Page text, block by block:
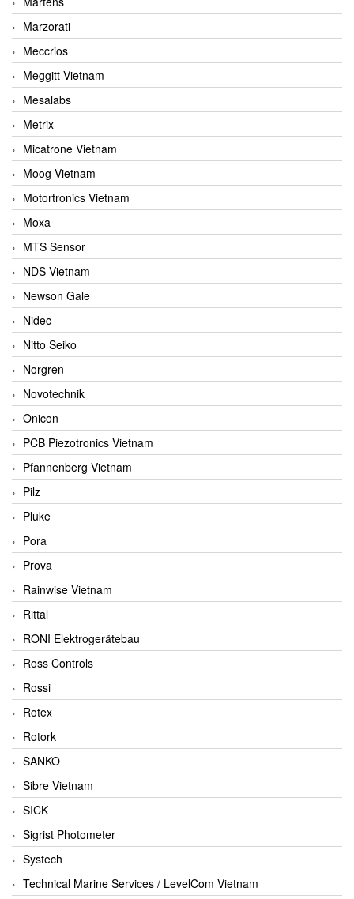
Marzorati
Meccrios
Meggitt Vietnam
Mesalabs
Metrix
Micatrone Vietnam
Moog Vietnam
Motortronics Vietnam
Moxa
MTS Sensor
NDS Vietnam
Newson Gale
Nidec
Nitto Seiko
Norgren
Novotechnik
Onicon
PCB Piezotronics Vietnam
Pfannenberg Vietnam
Pilz
Pluke
Pora
Prova
Rainwise Vietnam
Rittal
RONI Elektrogerätebau
Ross Controls
Rossi
Rotex
Rotork
SANKO
Sibre Vietnam
SICK
Sigrist Photometer
Systech
Technical Marine Services / LevelCom Vietnam